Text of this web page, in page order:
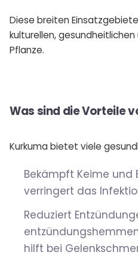
Diese breiten
kulturellen,
Pflanze.
Was sind die Vorteile
Kurkuma bietet viele
Bekämpft Keime und
verringert das
Reduziert
hilft bei